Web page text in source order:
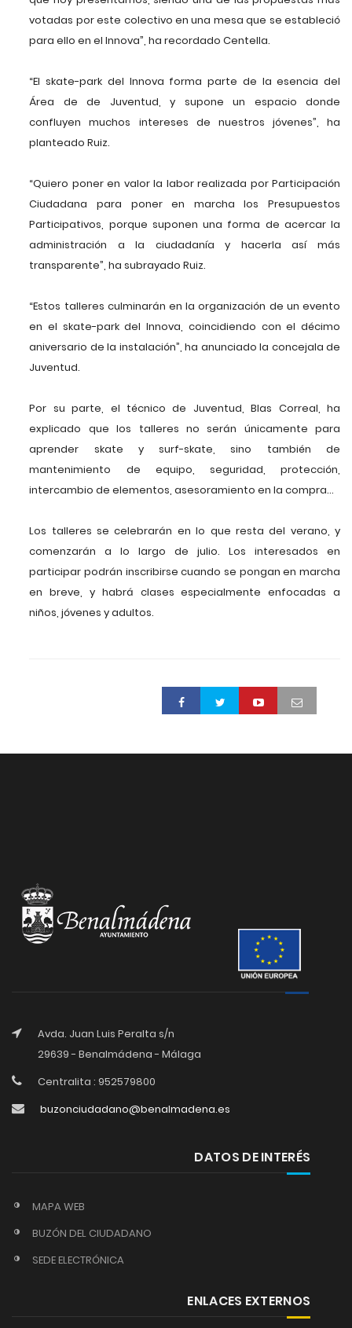
votadas por este colectivo en una mesa que se estableció
para ello en el Innova”, ha recordado Centella.
“El skate-park del Innova forma parte de la esencia del
Área de de Juventud, y supone un espacio donde
confluyen muchos intereses de nuestros jóvenes”, ha
planteado Ruiz.
“Quiero poner en valor la labor realizada por Participación
Ciudadana para poner en marcha los Presupuestos
Participativos, porque suponen una forma de acercar la
administración a la ciudadanía y hacerla así más
transparente”, ha subrayado Ruiz.
“Estos talleres culminarán en la organización de un evento
en el skate-park del Innova, coincidiendo con el décimo
aniversario de la instalación”, ha anunciado la concejala de
Juventud.
Por su parte, el técnico de Juventud, Blas Correal, ha
explicado que los talleres no serán únicamente para
aprender skate y surf-skate, sino también de
mantenimiento de equipo, seguridad, protección,
intercambio de elementos, asesoramiento en la compra…
Los talleres se celebrarán en lo que resta del verano, y
comenzarán a lo largo de julio. Los interesados en
participar podrán inscribirse cuando se pongan en marcha
en breve, y habrá clases especialmente enfocadas a
niños, jóvenes y adultos.
Avda. Juan Luis Peralta s/n
29639 - Benalmádena - Málaga
Centralita : 952579800
buzonciudadano@benalmadena.es
DATOS DE INTERÉS
MAPA WEB
BUZÓN DEL CIUDADANO
SEDE ELECTRÓNICA
ENLACES EXTERNOS